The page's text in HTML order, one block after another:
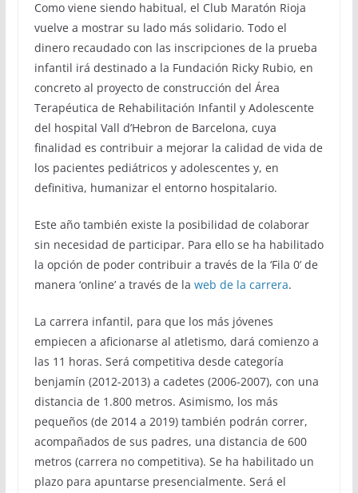
Como viene siendo habitual, el Club Maratón Rioja
vuelve a mostrar su lado más solidario. Todo el
dinero recaudado con las inscripciones de la prueba
infantil irá destinado a la Fundación Ricky Rubio, en
concreto al proyecto de construcción del Área
Terapéutica de Rehabilitación Infantil y Adolescente
del hospital Vall d’Hebron de Barcelona, cuya
finalidad es contribuir a mejorar la calidad de vida de
los pacientes pediátricos y adolescentes y, en
definitiva, humanizar el entorno hospitalario.
Este año también existe la posibilidad de colaborar
sin necesidad de participar. Para ello se ha habilitado
la opción de poder contribuir a través de la ‘Fila 0’ de
manera ‘online’ a través de la web de la carrera.
La carrera infantil, para que los más jóvenes
empiecen a aficionarse al atletismo, dará comienzo a
las 11 horas. Será competitiva desde categoría
benjamín (2012-2013) a cadetes (2006-2007), con una
distancia de 1.800 metros. Asimismo, los más
pequeños (de 2014 a 2019) también podrán correr,
acompañados de sus padres, una distancia de 600
metros (carrera no competitiva). Se ha habilitado un
plazo para apuntarse presencialmente. Será el